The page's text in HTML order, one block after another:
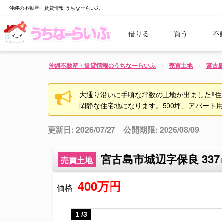
沖縄の不動産・賃貸情報 うちなーらいふ
借りる 買う 不
沖縄不動産・賃貸情報のうちなーらいふ 売買土地 宮古
大通り沿いに手頃な坪数の土地が出ました‼
閑静な住宅地になります。500坪、アパート
更新日: 2026/07/27 公開期限: 2026/08/09
売買土地 宮古島市城辺字保良
価格 400万円
1 /3